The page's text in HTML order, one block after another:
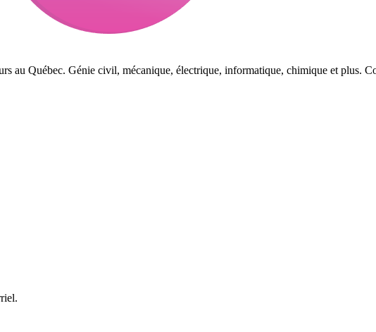
au Québec. Génie civil, mécanique, électrique, informatique, chimique et plus.